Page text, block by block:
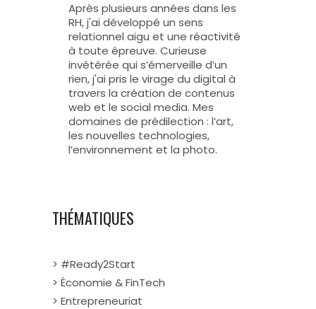
Après plusieurs années dans les
RH, j'ai développé un sens
relationnel aigu et une réactivité
à toute épreuve. Curieuse
invétérée qui s’émerveille d’un
rien, j'ai pris le virage du digital à
travers la création de contenus
web et le social media. Mes
domaines de prédilection : l’art,
les nouvelles technologies,
l’environnement et la photo.
THÉMATIQUES
> #Ready2Start
> Économie & FinTech
> Entrepreneuriat